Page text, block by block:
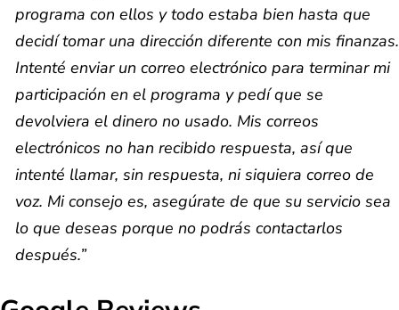
programa con ellos y todo estaba bien hasta que
decidí tomar una dirección diferente con mis finanzas.
Intenté enviar un correo electrónico para terminar mi
participación en el programa y pedí que se
devolviera el dinero no usado. Mis correos
electrónicos no han recibido respuesta, así que
intenté llamar, sin respuesta, ni siquiera correo de
voz. Mi consejo es, asegúrate de que su servicio sea
lo que deseas porque no podrás contactarlos
después.”